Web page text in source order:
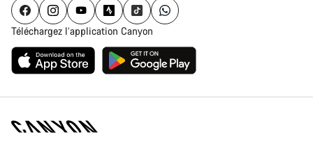
Téléchargez l’application Canyon